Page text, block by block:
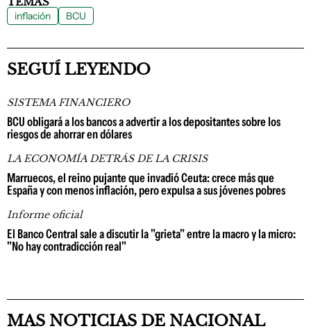
inflación BCU
SEGUÍ LEYENDO
SISTEMA FINANCIERO
BCU obligará a los bancos a advertir a los depositantes sobre los
riesgos de ahorrar en dólares
LA ECONOMÍA DETRÁS DE LA CRISIS
Marruecos, el reino pujante que invadió Ceuta: crece más que
España y con menos inflación, pero expulsa a sus jóvenes pobres
Informe oficial
El Banco Central sale a discutir la "grieta" entre la macro y la micro:
"No hay contradicción real"
MAS NOTICIAS DE NACIONAL